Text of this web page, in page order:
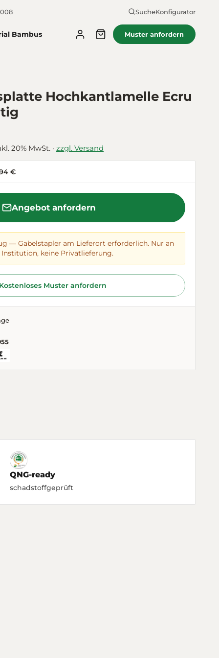
SucheKonfigurator
Bambus Muster anfordern
Hochkantlamelle Ecru
20% MwSt. · zzgl. Versand
€
Angebot anfordern
— Gabelstapler am Lieferort erforderlich. Nur an
keine Privatlieferung.
Muster anfordern
QNG-ready
schadstoffgeprüft